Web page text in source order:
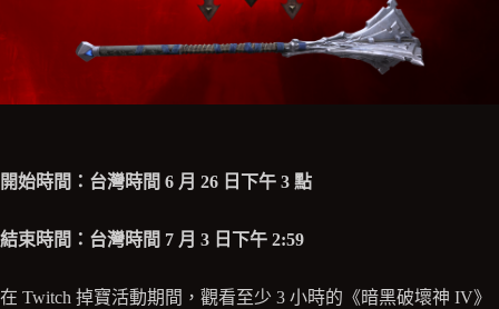
開始時間：台灣時間 6 月 26 日下午 3 點
結束時間：台灣時間 7 月 3 日下午 2:59
在 Twitch 掉寶活動期間，觀看至少 3 小時的《暗黑破壞神 IV》